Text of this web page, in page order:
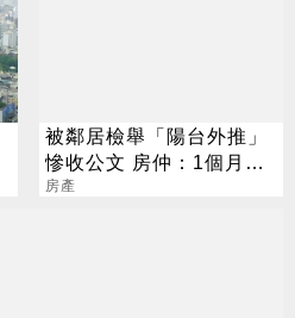
被鄰居檢舉「陽台外推」
慘收公文 房仲：1個月內
是關鍵
房產